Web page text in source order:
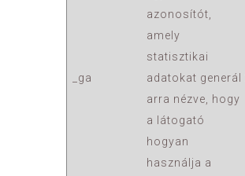
_ga
azonosítót,
amely
statisztikai
adatokat generál
arra nézve, hogy
a látogató
hogyan
használja a